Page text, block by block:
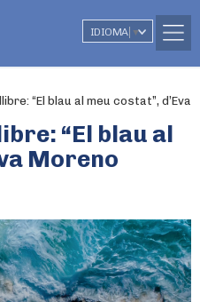
IDIOMA ▼
“El blau al meu costat”, d’Eva
“El blau al
Moreno